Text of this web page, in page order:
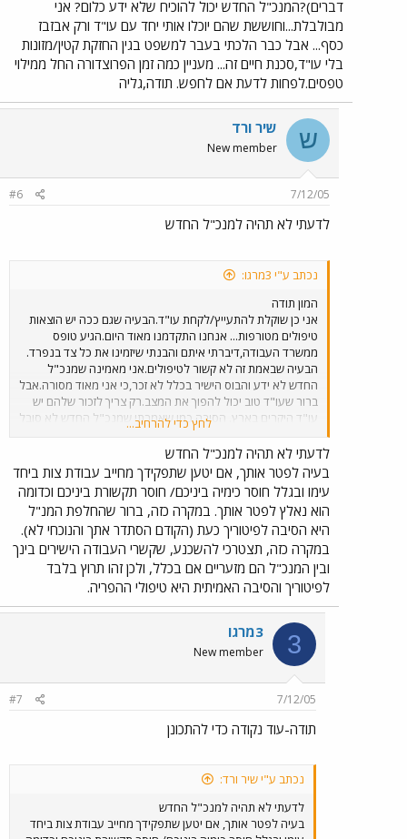
דברים)?המנכ"ל החדש יכול להוכיח שלא ידע כלום? אני
מבולבלת...וחוששת שהם יוכלו אותי יחד עם עו"ד ורק אבזבז
כסף... אבל כבר הלכתי בעבר למשפט בגין החזקת קטין/מזונות
בלי עו"ד,סכנת חיים זה... מעניין כמה זמן הפרוצדורה החל ממילוי
טפסים.לפחות לדעת אם לחפש. תודה,גליה
ש שיר ורד
New member
7/12/05
#6
לדעתי לא תהיה למנכ"ל החדש
נכתב ע"י 3מרגו:
המון תודה
אני כן שוקלת להתעייץ/לקחת עו"ד.הבעיה שגם ככה יש הוצאות
טיפולים מטורפות... אנחנו התקדמנו מאוד היום.הגיע טופס
ממשרד העבודה,דיברתי איתם והבנתי שיזמינו את כל צד בנפרד.
הבעיה שבאמת זה לא קשור לטיפולים.אני מאמינה שמנכ"ל
החדש לא ידע והבוס הישיר בכלל לא זכר,כי אני מאוד מסורה.אבל
ברור שעו"ד טוב יכול להפוך את המצב.רק צריך לזכור שלהם יש
עו"ד היקרים בארץ. הסיבה כמו שאמרתי שמנכ"ל החדש לא סובל
אותי(גם את אחרים).זה מספיק בשביל לפטר סתם עובדת,אבל
לנמק ככה לא נשמע מספיק טוב.אז הוא יטען שאני לא מספקת
אותם יותר מבחינה מקצועית?קודם כן ועכשיו לא? אני ממש
התרשמתי מהשיחה עם מפקחת שלא משנה מה סיבה,העיקר
שלא העדרות מטיפולים. מה אוכל לנמק?שכן ידעו וזכרו שרק חיכו
לרגע מתאים(אכן היו דוח"ת רבעון ועוד דברים)?המנכ"ל החדש
יכול להוכיח שלא ידע כלום? אני מבולבלת...וחוששת שהם יוכלו
אותי יחד עם עו"ד ורק אבזבז כסף... אבל כבר הלכתי בעבר
למשפט בגין החזקת קטין/מזונות בלי עו"ד,סכנת חיים זה... מעניין
כמה זמן הפרוצדורה החל ממילוי טפסים.לפחות לדעת אם לחפש.
תודה,גליה
לחץ כדי להרחיב...
לדעתי לא תהיה למנכ"ל החדש
בעיה לפטר אותך, אם יטען שתפקידך מחייב עבודת צות ביחד
עימו ובגלל חוסר כימיה ביניכם/ חוסר תקשורת ביניכם וכדומה
הוא נאלץ לפטר אותך. במקרה כזה, ברור שהחלפת המנ"ל
היא הסיבה לפיטוריך כעת (הקודם הסתדר אתך והנוכחי לא).
במקרה כזה, תצטרכי להשכנע, שקשרי העבודה הישירים בינך
ובין המנכ"ל הם מזעריים אם בכלל, ולכן זהו תרוץ בלבד
לפיטוריך והסיבה האמיתית היא טיפולי ההפריה.
3 3מרגו
New member
7/12/05
#7
תודה-עוד נקודה כדי להתכונן
נכתב ע"י שיר ורד:
לדעתי לא תהיה למנכ"ל החדש
בעיה לפטר אותך, אם יטען שתפקידך מחייב עבודת צות ביחד